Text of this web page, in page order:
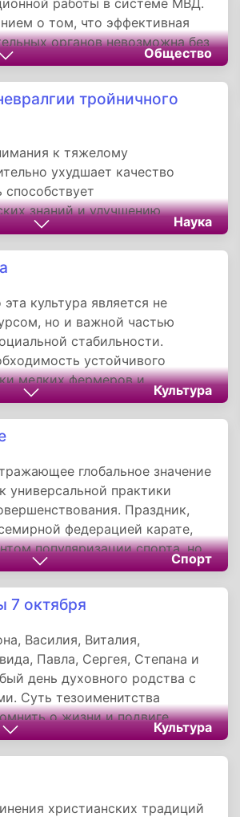
работы в системе МВД.
о том, что эффективная
органов невозможна без
анализа и
Праздник подчеркивает
как связующего звена между
обеспечивающего
Общество
тройничного
к тяжелому
ухудшает качество
знаний и улучшению
поддержку людям,
Повышение осведомленности
мифы и стигмы, обеспечивая
в обществе.
Наука
культура является не
но и важной частью
стабильности.
устойчивого
мелких фермеров и
хлопководства. Хлопок
и культуры, оставаясь
природных материалов на
Культура
глобальное значение
универсальной практики
Праздник,
федерацией карате,
популяризации спорта, но
диалога, сохраняя при
основу, заложенную столетия
направлений карате,
и привлекательным для
возможностей,
как наследия всего
Спорт
7 октября
Василия, Виталия,
Павла, Сергея, Степана и
день духовного родства с
Суть тезоименитства
о жизни и подвиге
его вере и
жизни.
Культура
христианских традиций